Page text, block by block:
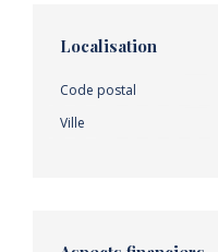
Localisation
Code postal
Ville